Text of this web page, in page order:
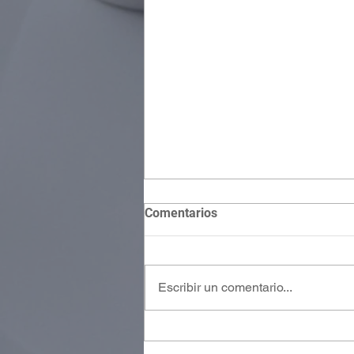
Comentarios
Escribir un comentario...